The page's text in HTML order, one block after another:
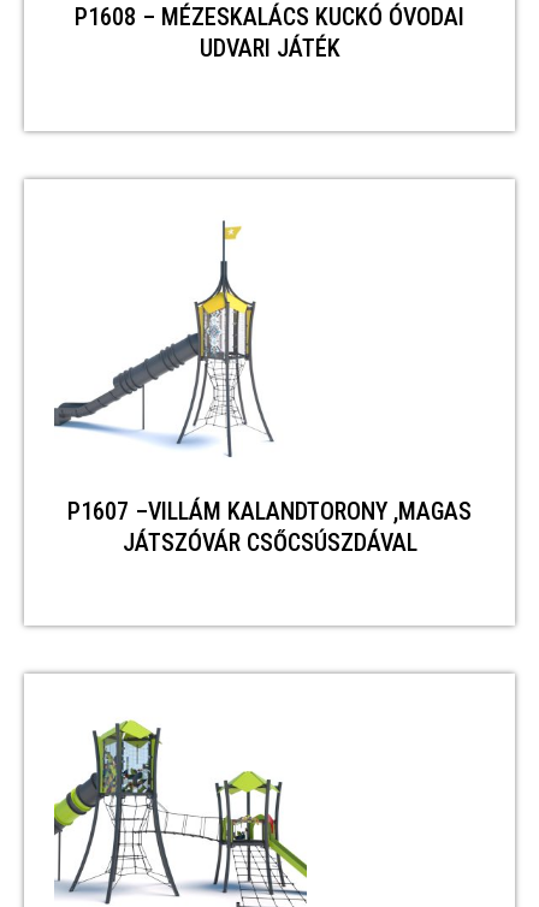
P1608 – MÉZESKALÁCS KUCKÓ ÓVODAI
UDVARI JÁTÉK
P1607 –VILLÁM KALANDTORONY ,MAGAS
JÁTSZÓVÁR CSŐCSÚSZDÁVAL